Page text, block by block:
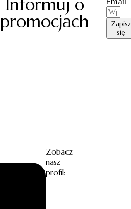
Informuj o
promocjach
Zapisz
się
Zobacz
nasz
profil: